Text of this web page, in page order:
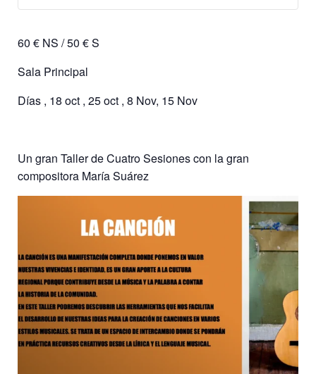
60 € NS / 50 € S
Sala Principal
Días , 18 oct , 25 oct , 8 Nov, 15 Nov
Un gran Taller de Cuatro Sesiones con la gran
compositora María Suárez